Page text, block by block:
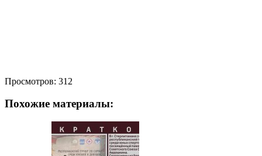
Просмотров: 312
Похожие материалы: